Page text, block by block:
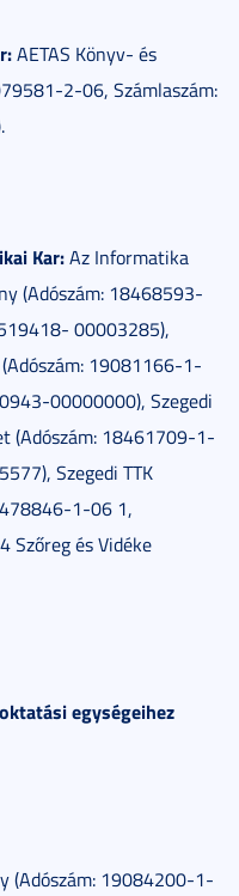
AETAS Könyv- és
2-06, Számlaszám:
Kar:Az Informatika
(Adószám: 18468593-
00003285),
19081166-1-
00000000), Szegedi
(Adószám: 18461709-1-
Szegedi TTK
1-06 1,
Szőreg és Vidéke
egységeihez
(Adószám: 19084200-1-